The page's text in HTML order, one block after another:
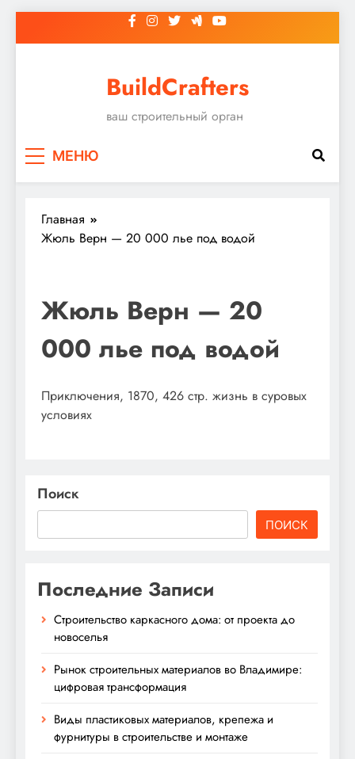
к
BuildCrafters
ваш строительный орган
МЕНЮ
Главная
Жюль Верн — 20 000 лье под водой
Жюль Верн — 20
000 лье под водой
Приключения, 1870, 426 стр. жизнь в суровых
условиях
Поиск
ПОИСК
Последние Записи
Строительство каркасного дома: от проекта до
новоселья
Рынок строительных материалов во Владимире:
цифровая трансформация
Виды пластиковых материалов, крепежа и
фурнитуры в строительстве и монтаже